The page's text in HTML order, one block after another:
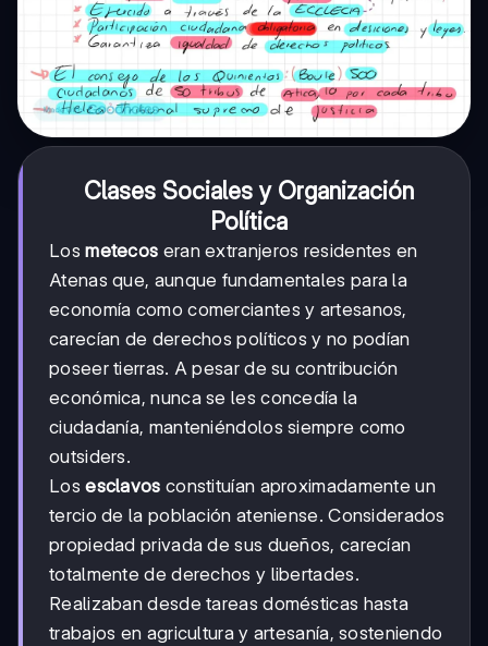
Clases Sociales y Organización
Política
Losmetecos eran extranjeros residentes en
Atenas que, aunque fundamentales para la
economía como comerciantes y artesanos,
carecían de derechos políticos y no podían
poseer tierras. A pesar de su contribución
económica, nunca se les concedía la
ciudadanía, manteniéndolos siempre como
outsiders.
Losesclavos constituían aproximadamente un
tercio de la población ateniense. Considerados
propiedad privada de sus dueños, carecían
totalmente de derechos y libertades.
Realizaban desde tareas domésticas hasta
trabajos en agricultura y artesanía, sosteniendo